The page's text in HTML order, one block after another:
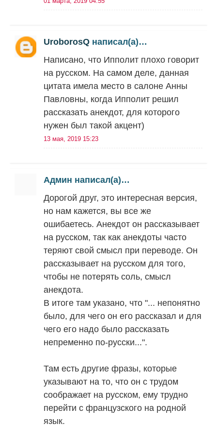
UroborosQ написал(а)…
Написано, что Ипполит плохо говорит
на русском. На самом деле, данная
цитата имела место в салоне Анны
Павловны, когда Ипполит решил
рассказать анекдот, для которого
нужен был такой акцент)
13 мая, 2019 15:23
Админ написал(а)…
Дорогой друг, это интересная версия,
но нам кажется, вы все же
ошибаетесь. Анекдот он рассказывает
на русском, так как анекдоты часто
теряют свой смысл при переводе. Он
рассказывает на русском для того,
чтобы не потерять соль, смысл
анекдота.
В итоге там указано, что "... непонятно
было, для чего он его рассказал и для
чего его надо было рассказать
непременно по-русски...".
Там есть другие фразы, которые
указывают на то, что он с трудом
соображает на русском, ему трудно
перейти с французского на родной
язык.